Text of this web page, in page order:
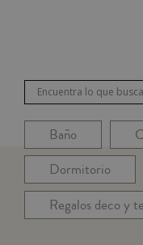
Baño
Dormitorio
Regalos deco y